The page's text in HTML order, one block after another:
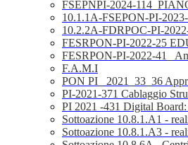
FSEPNPI-2024-
10.1.1A-FSEPON-PI-
10.2.2A-FDRPOC-PI-
FESRPON-PI-2022-25
FESRPON-PI-2022-41_
F.A.M.I
PON PI_ 2021_33_36
PI-2021-371 Cablaggio
PI 2021 -431 Digital Board:
Sottoazione 10.8.1.A1 -
Sottoazione 10.8.1.A3 -